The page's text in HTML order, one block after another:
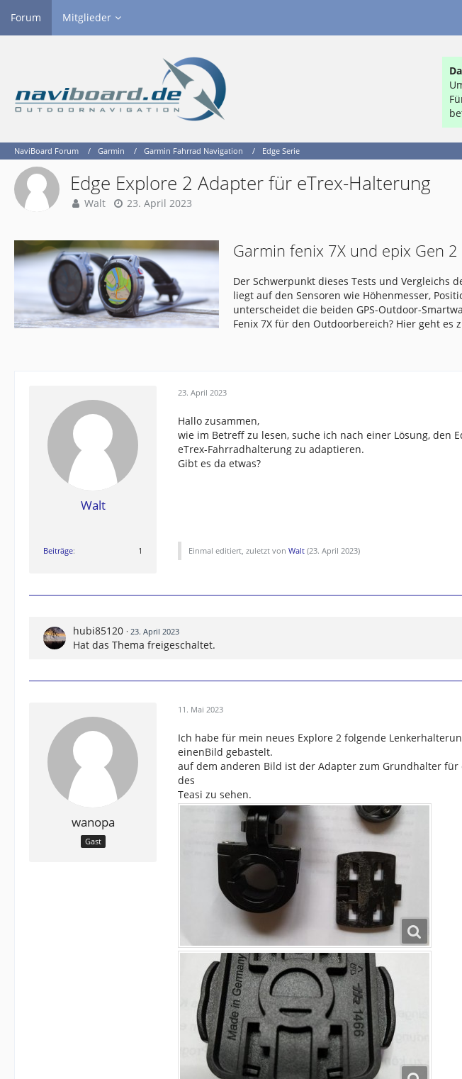
Forum Mitglieder
NaviBoard Forum Garmin Garmin Fahrrad Navigation Edge Serie
Edge Explore 2 Adapter für eTrex-Halterung
Walt 23. April 2023
Garmin fenix 7X und epix Gen 2
Der Schwerpunkt dieses Tests und Vergleichs
liegt auf den Sensoren wie Höhenmesser,
unterscheidet die beiden GPS-Outdoor-
Fenix 7X für den Outdoorbereich? Hier geht es
Walt
Beiträge 1
23. April 2023
Hallo zusammen,
wie im Betreff zu lesen, suche ich nach einer Lösung, den
eTrex-Fahrradhalterung zu adaptieren.
Gibt es da etwas?
Einmal editiert, zuletzt von Walt (23. April 2023)
hubi85120 23. April 2023
Hat das Thema freigeschaltet.
wanopa
Gast
11. Mai 2023
Ich habe für mein neues Explore 2 folgende
einenBild gebastelt.
auf dem anderen Bild ist der Adapter zum Grundhalter für
des
Teasi zu sehen.